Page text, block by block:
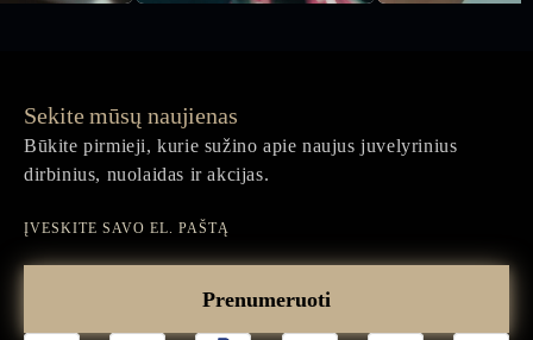
Sekite mūsų naujienas
Būkite pirmieji, kurie sužino apie naujus juvelyrinius
dirbinius, nuolaidas ir akcijas.
el.
Prenumeruoti